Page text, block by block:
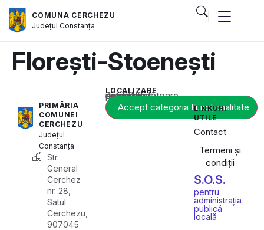
COMUNA CERCHEZU
JudețulConstanța
Florești-Stoenești
PRIMĂRIA
COMUNEI
CERCHEZU
Județul
Constanța
Str.
General
Cerchez
nr. 28,
Satul
Cerchezu,
907045
LOCALIZARE
Acest conținut este blocat până când acceptați categoria corespunzătoare de cookie-uri.
Accept categoria Funcționalitate
LINKURI
UTILE
Contact
Termeni și
condiții
S.O.S.
pentru
administrația
publică
locală